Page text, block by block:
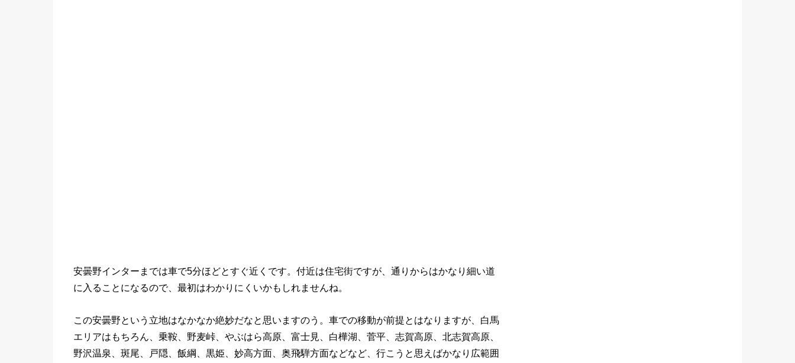
安曇野インターまでは車で5分ほどとすぐ近くです。付近は住宅街ですが、通りからはかなり細い道
に入ることになるので、最初はわかりにくいかもしれませんね。
この安曇野という立地はなかなか絶妙だなと思いますのう。車での移動が前提とはなりますが、白馬
エリアはもちろん、乗鞍、野麦峠、やぶはら高原、富士見、白樺湖、菅平、志賀高原、北志賀高原、
野沢温泉、斑尾、戸隠、飯綱、黒姫、妙高方面、奥飛騨方面などなど、行こうと思えばかなり広範囲